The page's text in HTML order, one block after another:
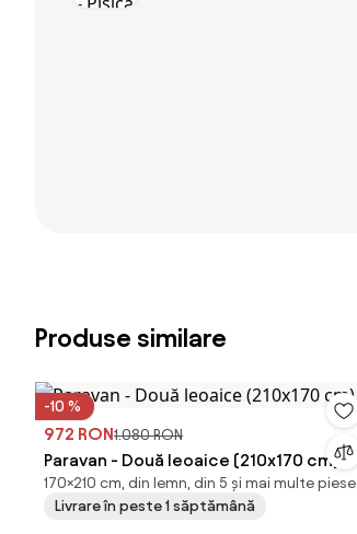
Produse similare
-10 %
972 RON1.080 RON
Paravan - Două leoaice (210x170 cm)
170×210 cm, din lemn, din 5 și mai multe piese
Livrare în peste 1 săptămână